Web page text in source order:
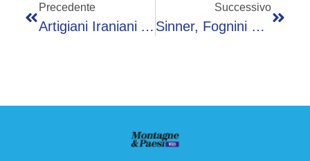
Precedente
Artigiani Iraniani Ad Anteprima D’estate, ‘da Milano Messaggio Di Dialogo E Lavoro Tra Popoli’
Successivo
Sinner, Fognini Spiega Il Ko: “Non Aveva Energie, Ma Non Siamo Robot”